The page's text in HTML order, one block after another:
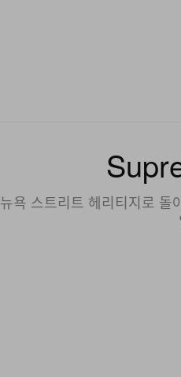
뉴욕 스트리트 헤리티지로 돌